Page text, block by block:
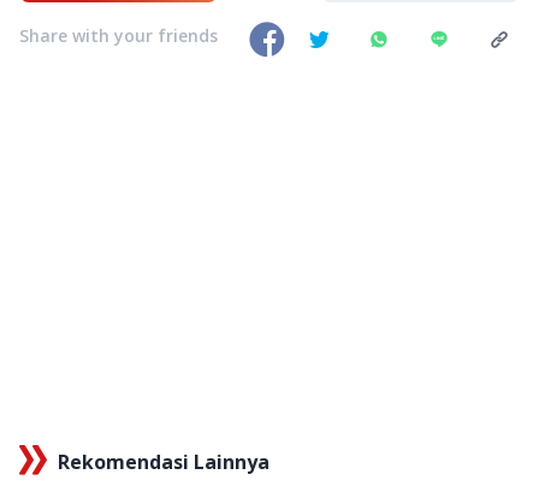
Share with your friends
Rekomendasi Lainnya